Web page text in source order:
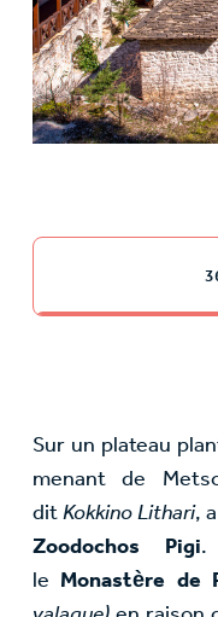
Sur un plateau
menant de
ditKokkino Lithari,
Zoodochos Pigi.
le Monastère de